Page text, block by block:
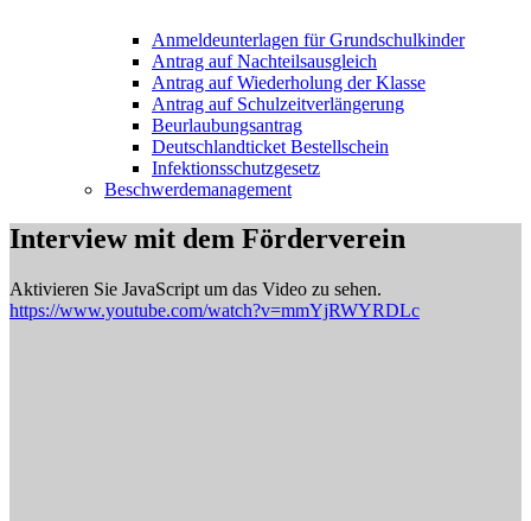
Anmeldeunterlagen für Grundschulkinder
Antrag auf Nachteilsausgleich
Antrag auf Wiederholung der Klasse
Antrag auf Schulzeitverlängerung
Beurlaubungsantrag
Deutschlandticket Bestellschein
Infektionsschutzgesetz
Beschwerdemanagement
Interview mit dem Förderverein
Aktivieren Sie JavaScript um das Video zu sehen.
https://www.youtube.com/watch?v=mmYjRWYRDLc